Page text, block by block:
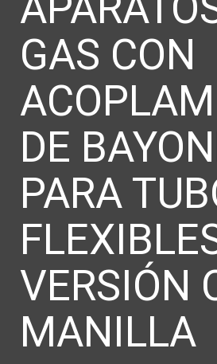
GAS CON
DE
PARA
VERSIÓN
MANILLA